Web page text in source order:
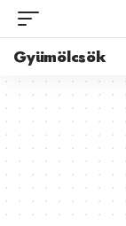
Gyümölcsök